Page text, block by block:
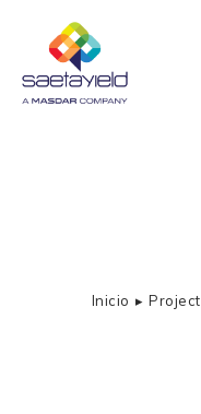
Estás aquí:
Inicio Project